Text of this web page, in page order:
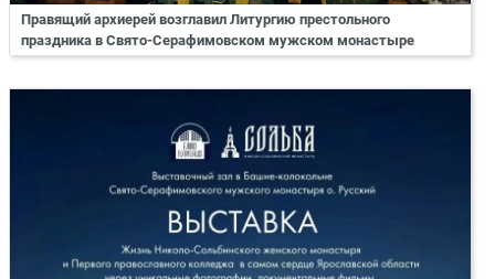
Правящий архиерей возглавил Литургию престольного
праздника в Свято-Серафимовском мужском монастыре